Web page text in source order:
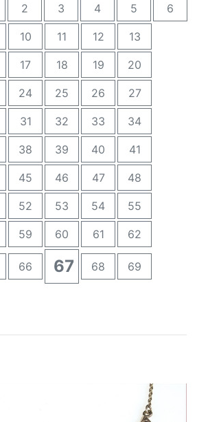
2 3 4 5 6
10 11 12 13
17 18 19 20
24 25 26 27
31 32 33 34
38 39 40 41
45 46 47 48
52 53 54 55
59 60 61 62
66 67 68 69